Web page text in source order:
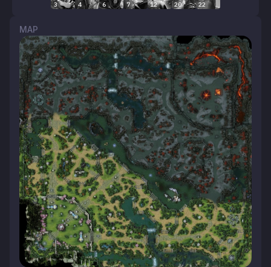
3 4 6 7 12 20 22
MAP